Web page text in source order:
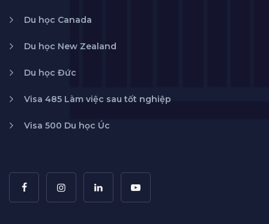
Du học Canada
Du học New Zealand
Du học Đức
Visa 485 Làm việc sau tốt nghiệp
Visa 500 Du học Úc